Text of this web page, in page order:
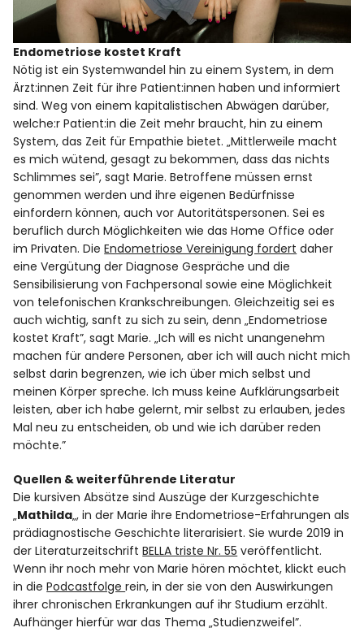
Endometriose kostet Kraft
Nötig ist ein Systemwandel hin zu einem System, in dem
Ärzt:innen Zeit für ihre Patient:innen haben und informiert
sind. Weg von einem kapitalistischen Abwägen darüber,
welche:r Patient:in die Zeit mehr braucht, hin zu einem
System, das Zeit für Empathie bietet. „Mittlerweile macht
es mich wütend, gesagt zu bekommen, dass das nichts
Schlimmes sei”, sagt Marie. Betroffene müssen ernst
genommen werden und ihre eigenen Bedürfnisse
einfordern können, auch vor Autoritätspersonen. Sei es
beruflich durch Möglichkeiten wie das Home Office oder
im Privaten. DieEndometriose Vereinigung fordert daher
eine Vergütung der Diagnose Gespräche und die
Sensibilisierung von Fachpersonal sowie eine Möglichkeit
von telefonischen Krankschreibungen. Gleichzeitig sei es
auch wichtig, sanft zu sich zu sein, denn „Endometriose
kostet Kraft”, sagt Marie. „Ich will es nicht unangenehm
machen für andere Personen, aber ich will auch nicht mich
selbst darin begrenzen, wie ich über mich selbst und
meinen Körper spreche. Ich muss keine Aufklärungsarbeit
leisten, aber ich habe gelernt, mir selbst zu erlauben, jedes
Mal neu zu entscheiden, ob und wie ich darüber reden
möchte.”
Quellen & weiterführende Literatur
Die kursiven Absätze sind Auszüge der Kurzgeschichte
„Mathilda„, in der Marie ihre Endometriose-Erfahrungen als
prädiagnostische Geschichte literarisiert. Sie wurde 2019 in
der LiteraturzeitschriftBELLA triste Nr. 55 veröffentlicht.
Wenn ihr noch mehr von Marie hören möchtet, klickt euch
in diePodcastfolgerein, in der sie von den Auswirkungen
ihrer chronischen Erkrankungen auf ihr Studium erzählt.
Aufhänger hierfür war das Thema „Studienzweifel”.